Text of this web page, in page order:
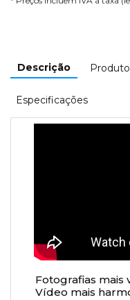
Descrição
Especificações
Fotografias mais
Vídeo mais